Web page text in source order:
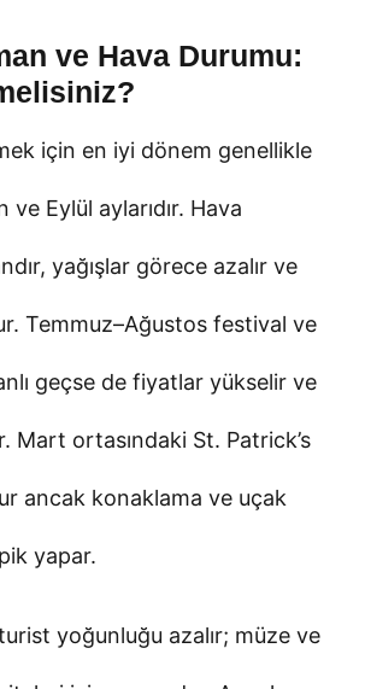
ve Hava Durumu:
için en iyi dönem genellikle
ve Eylül aylarıdır. Hava
yağışlar görece azalır ve
Temmuz–Ağustos festival ve
geçse de fiyatlar yükselir ve
Mart ortasındaki St. Patrick’s
ancak konaklama ve uçak
yapar.
turist yoğunluğu azalır; müze ve